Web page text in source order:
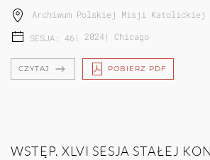
Archiwum Polskiej Misji
SESJA: 46 | 2024| Chicago
CZYTAJ POBIERZ PDF
WSTĘP. XLVI SESJA STAŁEJ